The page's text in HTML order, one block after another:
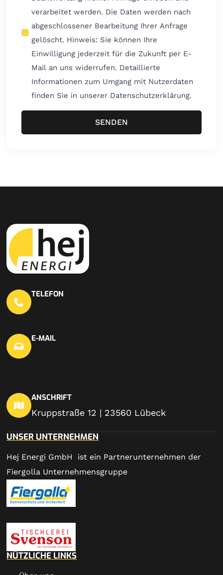
verarbeitet werden. Die Daten werden nach
abgeschlossener Bearbeitung Ihrer Anfrage
gelöscht. Hinweis: Sie können Ihre
Einwilligung jederzeit für die Zukunft per E-
Mail an uns widerrufen. Detaillierte
Informationen zum Umgang mit Nutzerdaten
finden Sie in unserer Datenschutzerklärung.
SENDEN
TELEFON
E-MAIL
ANSCHRIFT
Kruppstraße 12 | 23560 Lübeck
UNSER UNTERNEHMEN
Hej Energi GmbH ist ein Partnerunternehmen der
Fiergolla Unternehmensgruppe
NÜTZLICHE LINKS